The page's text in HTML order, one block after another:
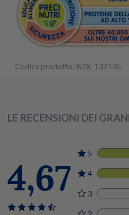
Codice prodotto: B2X_132135
LE RECENSIONI DEI
4,67
5
4
3 0
0